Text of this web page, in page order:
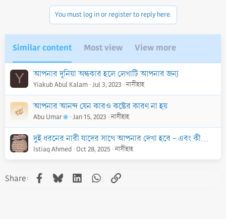
You must log in or register to reply here.
Similar content Most view View more
Y আপনার দুনিয়া অন্ধকার হলে লেখাটি আপনার জন্য
Yiakub Abul Kalam Jul 3, 2023 নাসীহাহ
আপনার আনন্দ যেন কারও কষ্টের কারণ না হয়
Abu Umar Jan 15, 2023 নাসীহাহ
দুই ধরনের নারী যাদের সাথে আপনার দেখা হবে - এবং কীভাবে প্রতিক্রিয়া জানাবেন
Istiaq Ahmed Oct 28, 2025 নাসীহাহ
Share: Facebook
BlueskyLinkedInWhatsApp
Link